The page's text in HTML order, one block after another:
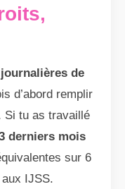
de
d’abord remplir
Si tu as travaillé
derniers mois
sur 6
IJSS.